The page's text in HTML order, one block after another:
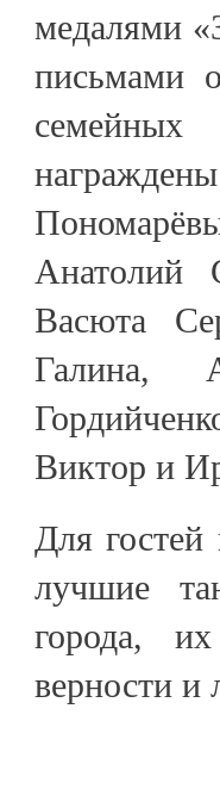
медалями
письмами
Анатолий
Васюта
Галина,
Виктор и
Для гостей
лучшие
города,
верности и